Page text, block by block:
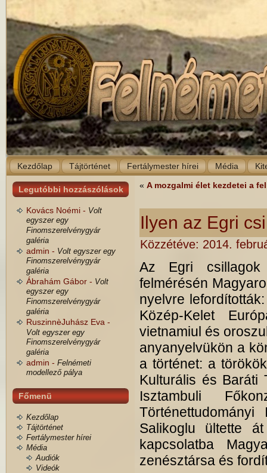
Kezdőlap Tájtörténet Fertálymester hírei Média
Legutóbbi hozzászólások
Kovács Noémi - Volt
egyszer egy
Finomszerelvénygyár
galéria
admin - Volt egyszer egy
Finomszerelvénygyár
galéria
Ábrahám Gábor - Volt
egyszer egy
Finomszerelvénygyár
galéria
RuszinnèJuhász Eva -
Volt egyszer egy
Finomszerelvénygyár
galéria
admin - Felnémeti
modellező pálya
Főmenü
Kezdőlap
Tájtörténet
Fertálymester hírei
Média
Audiók
Videók
« A mozgalmi élet kezdetei a
Ilyen az Egri
Közzétéve: 2014.
Az Egri
felmérésén
nyelvre
Közép-Kelet
vietnamiul és
anyanyelvükön a
a történet: a
Kulturális és Baráti
Isztambuli
Salikoglu ültette
kapcsolatba
zenésztársa és